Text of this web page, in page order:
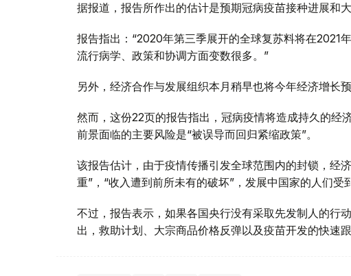
据报道，报告所作出的估计是预期冠病疫苗接种进展和
报告指出：“2020年第三季展开的全球复苏料将在2021
流行病学、政策和协调方面变数很多。”
另外，经济合作与发展组织本月稍早也将今年经济增长
然而，这份22页的报告指出，冠病疫情将造成持久的经
前景面临的主要风险是“被误导而回归紧缩政策”。
该报告估计，由于疫情传播引发全球范围内的封锁，经
重”，“收入遭到前所未有的破坏”，发展中国家的人们受
不过，报告表示，如果各国央行没有采取先发制人的行
出，救助计划、大宗商品价格反弹以及疫苗开发的快速